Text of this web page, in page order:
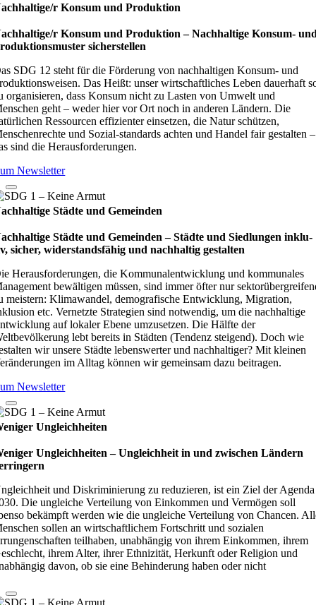
r Konsum und Produktion
r Konsum und Produktion – Nach­hal­tige Kon­sum-
sicher­stel­len
SDG 12 steht für die Förderung von nachhaltigen Konsum- und
Das Heißt: unser wirtschaftliches Leben dauerhaft
organisieren, dass Konsum nicht zu Lasten von Umwelt und
geht – weder hier vor Ort noch in anderen Ländern. Die
Ressourcen effizienter einsetzen, die Natur schützen,
und Sozial-standards achten und Handel fair gestalten –
sind die Herausforderungen.
Newsletter
Städte und Gemeinden
Städte und Gemeinden – Städte und Sied­lun­gen inklu­
sicher, wider­stands­fä­hig und nach­hal­tig gestal­ten
Herausforderungen, die Kommunalentwicklung und kommunales
bewältigen müssen, sind immer öfter nur
meistern: Klimawandel, demografische Entwicklung, Migration,
etc. Vernetzte Strategien sind notwendig, um die nachhaltige
auf lokaler Ebene umzusetzen. Die Hälfte der
lebt bereits in Städten (Tendenz steigend). Doch wie
wir unsere Städte lebenswerter und nachhaltiger? Mit kleinen
im Alltag können wir gemeinsam dazu beitragen.
Newsletter
Ungleichheiten
Ungleichheiten – Ungleich­heit in und zwi­schen Län­dern
und Diskriminierung zu reduzieren, ist ein Ziel der Agenda
Die ungleiche Verteilung von Einkommen und Vermögen soll
bekämpft werden wie die ungleiche Verteilung von Chancen.
sollen an wirtschaftlichem Fortschritt und sozialen
teilhaben, unabhängig von ihrem Einkommen, ihrem
ihrem Alter, ihrer Ethnizität, Herkunft oder Religion und
davon, ob sie eine Behinderung haben oder nicht